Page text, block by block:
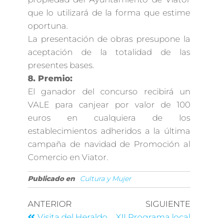
que lo utilizará de la forma que estime
oportuna.
La presentación de obras presupone la
aceptación de la totalidad de las
presentes bases.
8. Premio:
El ganador del concurso recibirá un
VALE para canjear por valor de 100
euros en cualquiera de los
establecimientos adheridos a la última
campaña de navidad de Promoción al
Comercio en Viator.
Publicado en Cultura y Mujer
ANTERIOR
SIGUIENTE